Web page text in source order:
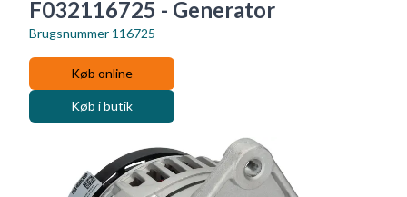
F032116725 - Generator
Brugsnummer 116725
Køb online
Køb i butik